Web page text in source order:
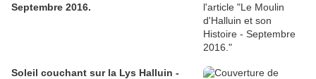
Septembre 2016.
Soleil couchant sur la Lys Halluin -